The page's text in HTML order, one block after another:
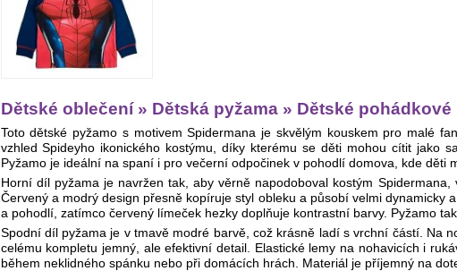
Dětské oblečení » Dětská pyžama » Dětské
Toto dětské pyžamo s motivem Spidermana je skvělým kouskem pro malé
vzhled Spideyho ikonického kostýmu, díky kterému se děti mohou cítit jako
Pyžamo je ideální na spaní i pro večerní odpočinek v pohodlí domova, kde děti
Horní díl pyžama je navržen tak, aby věrně napodoboval kostým
Červený a modrý design přesně kopíruje styl obleku a působí velmi
a pohodlí, zatímco červený límeček hezky doplňuje kontrastní barvy. Pyžamo
Spodní díl pyžama je v tmavě modré barvě, což krásně ladí s vrchní částí. Na
celému kompletu jemný, ale efektivní detail. Elastické lemy na nohavicích i
během neklidného spánku nebo při domácích hrách. Materiál je příjemný na